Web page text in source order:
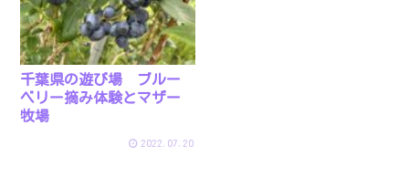
千葉県の遊び場 ブルー
ベリー摘み体験とマザー
牧場
2022.07.20